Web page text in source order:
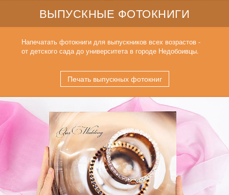
ВЫПУСКНЫЕ ФОТОКНИГИ
Напечатать фотокниги для выпускников всех возрастов -
от детского сада до университета в городе Недобоивцы.
Печать выпускных фотокниг